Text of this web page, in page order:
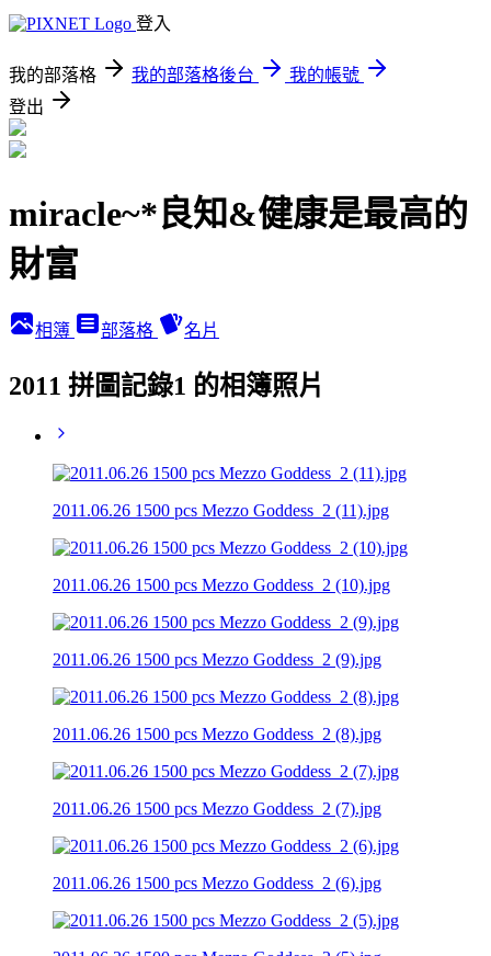
登入
我的部落格 我的部落格後台
我的帳號
登出
miracle~*良知&健康是最高的
財富
相簿 部落格 名片
2011 拼圖記錄1 的相簿照片
2011.06.26 1500 pcs Mezzo Goddess_2 (11).jpg
2011.06.26 1500 pcs Mezzo Goddess_2 (10).jpg
2011.06.26 1500 pcs Mezzo Goddess_2 (9).jpg
2011.06.26 1500 pcs Mezzo Goddess_2 (8).jpg
2011.06.26 1500 pcs Mezzo Goddess_2 (7).jpg
2011.06.26 1500 pcs Mezzo Goddess_2 (6).jpg